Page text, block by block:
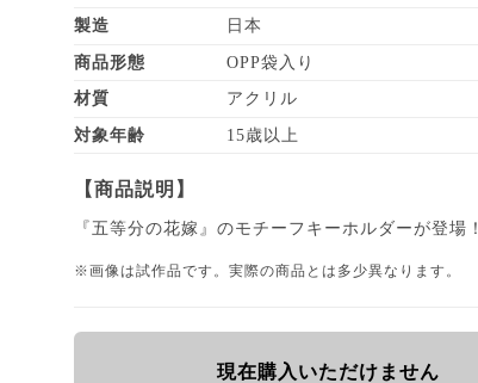
製造 日本
商品形態 OPP袋入り
材質 アクリル
対象年齢 15歳以上
【商品説明】
『五等分の花嫁』のモチーフキーホルダーが登場！
※画像は試作品です。実際の商品とは多少異なります。
現在購入いただけません